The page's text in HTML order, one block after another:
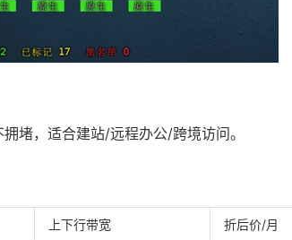
堵，适合建站/远程办公/跨境访问。
上下行带宽 折后价/月